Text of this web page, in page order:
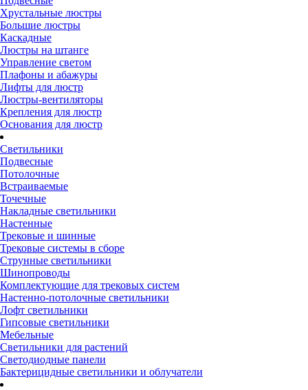
Хрустальные люстры
Большие люстры
Каскадные
Люстры на штанге
Управление светом
Плафоны и абажуры
Лифты для люстр
Люстры-вентиляторы
Крепления для люстр
Основания для люстр
Светильники
Подвесные
Потолочные
Встраиваемые
Точечные
Накладные светильники
Настенные
Трековые и шинные
Трековые системы в сборе
Струнные светильники
Шинопроводы
Комплектующие для трековых систем
Настенно-потолочные светильники
Лофт светильники
Гипсовые светильники
Мебельные
Светильники для растений
Светодиодные панели
Бактерицидные светильники и облучатели